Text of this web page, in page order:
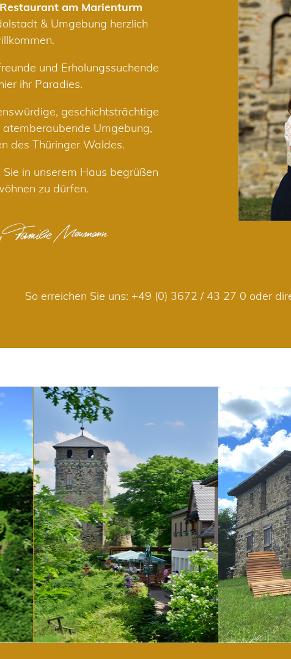
am Marienturm
& Umgebung herzlich
und Erholungssuchende
ihr Paradies.
geschichtsträchtige
Umgebung,
des Thüringer Waldes.
in unserem Haus begrüßen
zu dürfen.
So erreichen Sie uns: +49 (0) 3672 / 43 27 0 oder
RESTAURANT